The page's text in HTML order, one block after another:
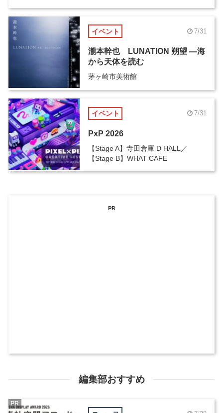
イベント 7/31
瀧本幹也 LUNATION 朔望 ―海
から天体を読む
茅ヶ崎市美術館
イベント 7/31
PxP 2026
【Stage A】寺田倉庫 D HALL／
【Stage B】WHAT CAFE
PR
編集部おすすめ
PR